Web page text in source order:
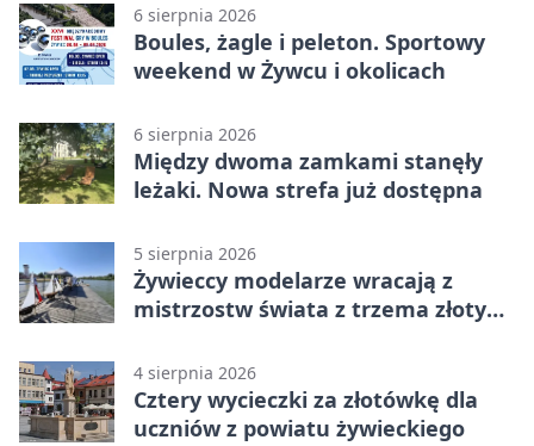
6 sierpnia 2026
Boules, żagle i peleton. Sportowy
weekend w Żywcu i okolicach
6 sierpnia 2026
Między dwoma zamkami stanęły
leżaki. Nowa strefa już dostępna
5 sierpnia 2026
Żywieccy modelarze wracają z
mistrzostw świata z trzema złotymi
4 sierpnia 2026
Cztery wycieczki za złotówkę dla
uczniów z powiatu żywieckiego